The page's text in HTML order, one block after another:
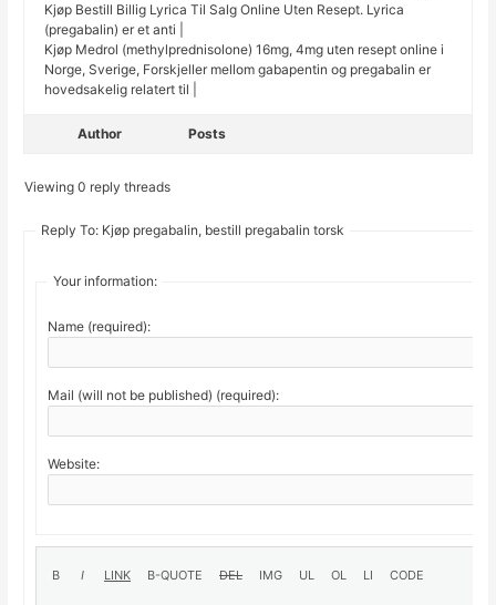
Kjøp Bestill Billig Lyrica Til Salg Online Uten Resept. Lyrica
(pregabalin) er et anti |
Kjøp Medrol (methylprednisolone) 16mg, 4mg uten resept online i
Norge, Sverige, Forskjeller mellom gabapentin og pregabalin er
hovedsakelig relatert til |
Author Posts
Viewing 0 reply threads
Reply To: Kjøp pregabalin, bestill pregabalin torsk
Your information:
Name (required):
Mail (will not be published) (required):
Website: